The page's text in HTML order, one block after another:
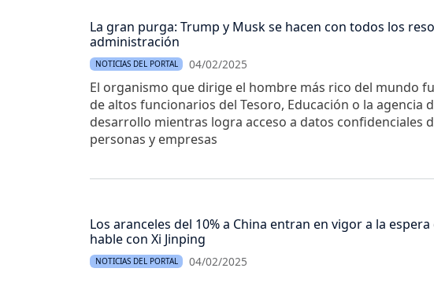
La gran purga: Trump y Musk se hacen con todos los
administración
NOTICIAS DEL PORTAL 04/02/2025
El organismo que dirige el hombre más rico del mundo
de altos funcionarios del Tesoro, Educación o la agencia
desarrollo mientras logra acceso a datos confidenciales
personas y empresas
Los aranceles del 10% a China entran en vigor a la
hable con Xi Jinping
NOTICIAS DEL PORTAL 04/02/2025